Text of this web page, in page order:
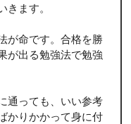
きます。
が命です。合格を勝
が出る勉強法で勉強
通っても、いい参考
かりかかって身に付